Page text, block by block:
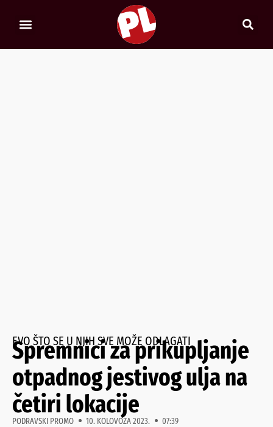
EVO ŠTO SE U NJIH SVE MOŽE ODLAGATI
Spremnici za prikupljanje
otpadnog jestivog ulja na
četiri lokacije
PODRAVSKI PROMO 10. KOLOVOZA 2023. 07:39